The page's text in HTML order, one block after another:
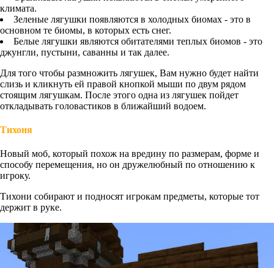
климата.
Зеленые лягушки появляются в холодных биомах - это в
основном те биомы, в которых есть снег.
Белые лягушки являются обитателями теплых биомов - это
джунгли, пустыни, саванны и так далее.
Для того чтобы размножить лягушек, Вам нужно будет найти
слизь и кликнуть ей правой кнопкой мыши по двум рядом
стоящим лягушкам. После этого одна из лягушек пойдет
откладывать головастиков в ближайший водоем.
Тихоня
Новый моб, который похож на вредину по размерам, форме и
способу перемещения, но он дружелюбный по отношению к
игроку.
Тихони собирают и подносят игрокам предметы, которые тот
держит в руке.